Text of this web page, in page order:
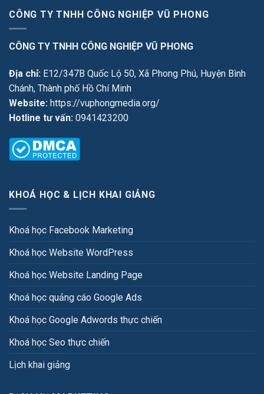
CÔNG TY TNHH CÔNG NGHIỆP VŨ PHONG
CÔNG TY TNHH CÔNG NGHIỆP VŨ PHONG
Địa chỉ: E12/347B Quốc Lộ 50, Xã Phong Phú, Huyện Bình
Chánh, Thành phố Hồ Chí Minh
Website: https://vuphongmedia.org/
Hotline tư vấn: 0941423200
KHOÁ HỌC & LỊCH KHAI GIẢNG
Khoá học Facebook Marketing
Khoá học Website WordPress
Khoá học Website Landing Page
Khoá học quảng cáo Google Ads
Khoá học Google Adwords thực chiến
Khoá học Seo thực chiến
Lịch khai giảng